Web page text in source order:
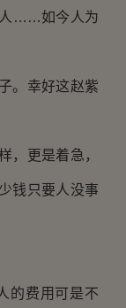
人……如今人为
。幸好这赵紫
更是着急，
钱只要人没事
的费用可是不